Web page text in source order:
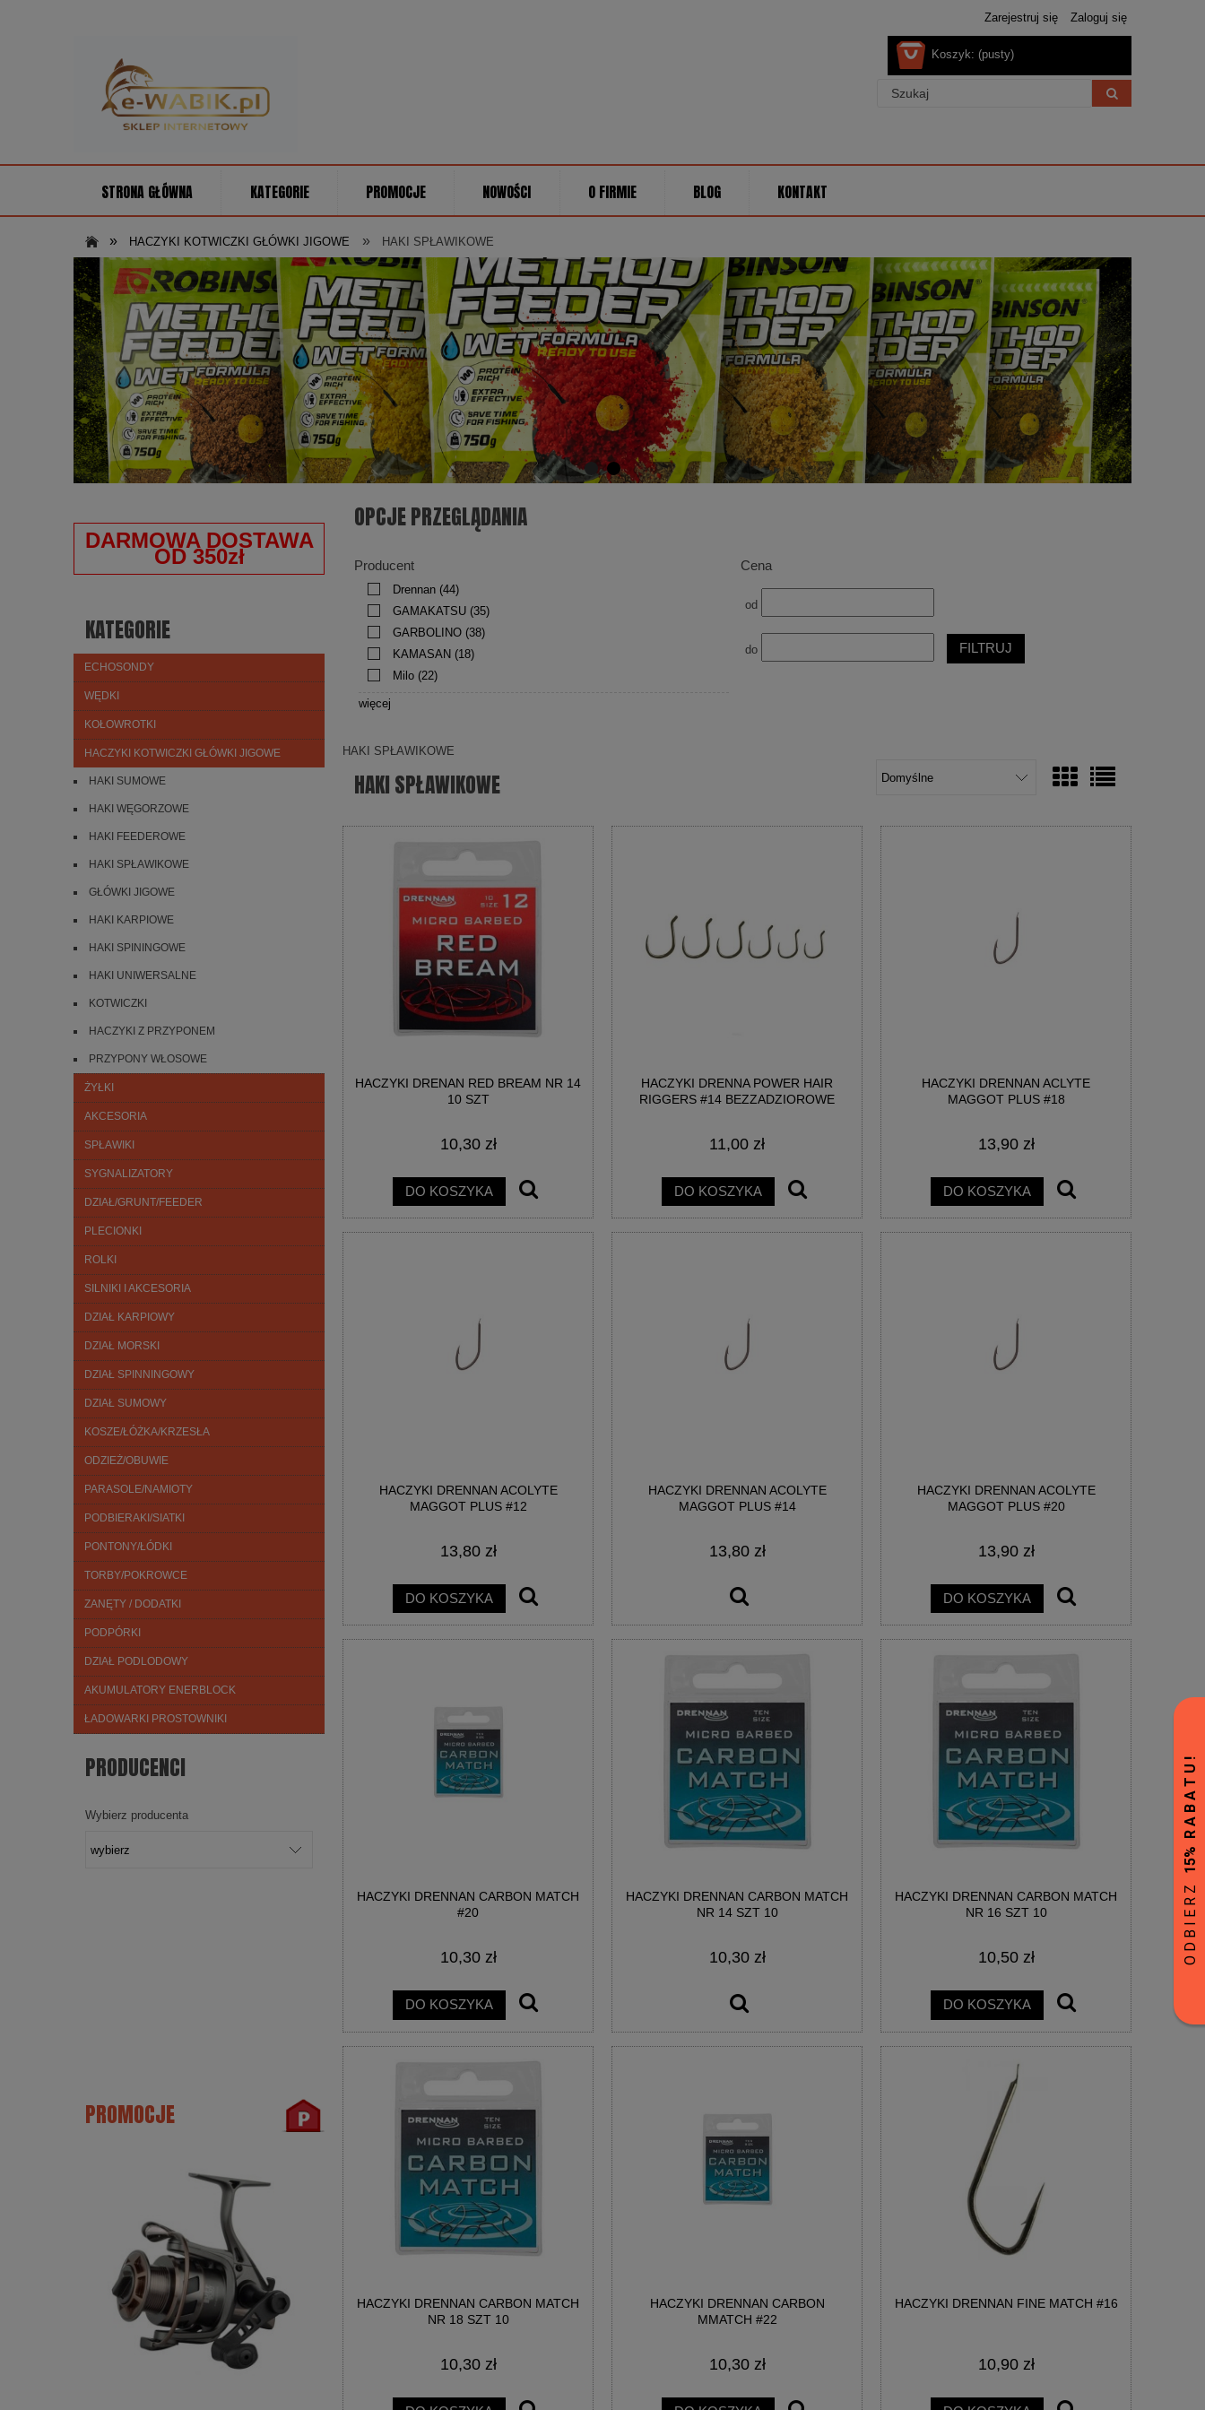
Zarejestruj się Zaloguj się
Koszyk: (pusty)
STRONA GŁÓWNA KATEGORIE PROMOCJE NOWOŚCI O FIRMIE BLOG KONTAKT
» HACZYKI KOTWICZKI GŁÓWKI JIGOWE » HAKI SPŁAWIKOWE
DARMOWA DOSTAWA
OD 350zł
KATEGORIE
ECHOSONDY
WĘDKI
KOŁOWROTKI
HACZYKI KOTWICZKI GŁÓWKI JIGOWE
HAKI SUMOWE
HAKI WĘGORZOWE
HAKI FEEDEROWE
HAKI SPŁAWIKOWE
GŁÓWKI JIGOWE
HAKI KARPIOWE
HAKI SPININGOWE
HAKI UNIWERSALNE
KOTWICZKI
HACZYKI Z PRZYPONEM
PRZYPONY WŁOSOWE
ŻYŁKI
AKCESORIA
SPŁAWIKI
SYGNALIZATORY
DZIAŁ/GRUNT/FEEDER
PLECIONKI
ROLKI
SILNIKI I AKCESORIA
DZIAŁ KARPIOWY
DZIAŁ MORSKI
DZIAŁ SPINNINGOWY
DZIAŁ SUMOWY
KOSZE/ŁÓŻKA/KRZESŁA
ODZIEŻ/OBUWIE
PARASOLE/NAMIOTY
PODBIERAKI/SIATKI
PONTONY/ŁÓDKI
TORBY/POKROWCE
ZANĘTY / DODATKI
PODPÓRKI
DZIAŁ PODLODOWY
AKUMULATORY ENERBLOCK
ŁADOWARKI PROSTOWNIKI
PRODUCENCI
Wybierz producenta
PROMOCJE
OPCJE PRZEGLĄDANIA
Producent
Drennan (44)
GAMAKATSU (35)
GARBOLINO (38)
KAMASAN (18)
Milo (22)
więcej
Cena
od
do FILTRUJ
HAKI SPŁAWIKOWE
HAKI SPŁAWIKOWE
HACZYKI DRENAN RED BREAM NR 14
10 SZT
10,30 zł
DO KOSZYKA
HACZYKI DRENNA POWER HAIR
RIGGERS #14 BEZZADZIOROWE
11,00 zł
DO KOSZYKA
HACZYKI DRENNAN ACLYTE
MAGGOT PLUS #18
13,90 zł
DO KOSZYKA
HACZYKI DRENNAN ACOLYTE
MAGGOT PLUS #12
13,80 zł
DO KOSZYKA
HACZYKI DRENNAN ACOLYTE
MAGGOT PLUS #14
13,80 zł
HACZYKI DRENNAN ACOLYTE
MAGGOT PLUS #20
13,90 zł
DO KOSZYKA
HACZYKI DRENNAN CARBON MATCH
#20
10,30 zł
DO KOSZYKA
HACZYKI DRENNAN CARBON MATCH
NR 14 SZT 10
10,30 zł
HACZYKI DRENNAN CARBON MATCH
NR 16 SZT 10
10,50 zł
DO KOSZYKA
HACZYKI DRENNAN CARBON MATCH
NR 18 SZT 10
10,30 zł
HACZYKI DRENNAN CARBON
MMATCH #22
10,30 zł
HACZYKI DRENNAN FINE MATCH #16
10,90 zł